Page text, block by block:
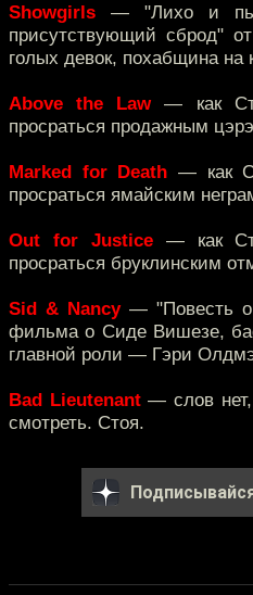
Showgirls — "Лихо и
присутствующий сброд"
голых девок, похабщина на
Above the Law— как
просраться продажным
Marked for Death — как
просраться ямайским
Out for Justice— как
просраться бруклинским
Sid & Nancy— "Повесть о
фильма о Сиде Вишезе,
главной роли — Гэри
Bad Lieutenant— слов нет,
смотреть. Стоя.